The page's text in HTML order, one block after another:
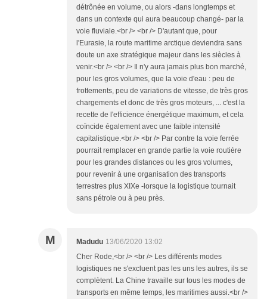
détrônée en volume, ou alors -dans longtemps et
dans un contexte qui aura beaucoup changé- par la
voie fluviale.<br /> <br /> D'autant que, pour
l'Eurasie, la route maritime arctique deviendra sans
doute un axe stratégique majeur dans les siècles à
venir.<br /> <br /> Il n'y aura jamais plus bon marché,
pour les gros volumes, que la voie d'eau : peu de
frottements, peu de variations de vitesse, de très gros
chargements et donc de très gros moteurs, ... c'est la
recette de l'efficience énergétique maximum, et cela
coïncide également avec une faible intensité
capitalistique.<br /> <br /> Par contre la voie ferrée
pourrait remplacer en grande partie la voie routière
pour les grandes distances ou les gros volumes,
pour revenir à une organisation des transports
terrestres plus XIXe -lorsque la logistique tournait
sans pétrole ou à peu près.
M Madudu 13/06/2020 13:02
Cher Rode,<br /> <br /> Les différents modes
logistiques ne s'excluent pas les uns les autres, ils se
complètent. La Chine travaille sur tous les modes de
transports en même temps, les maritimes aussi.<br />